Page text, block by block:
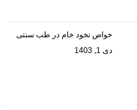
خواص نخود خام در طب سنتی
دی 1, 1403